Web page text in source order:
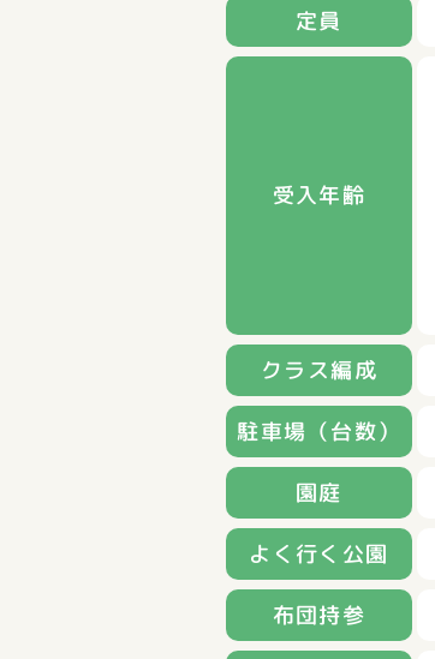
定員
受入年齢
クラス編成
駐車場（台数）
園庭
よく行く公園
布団持参